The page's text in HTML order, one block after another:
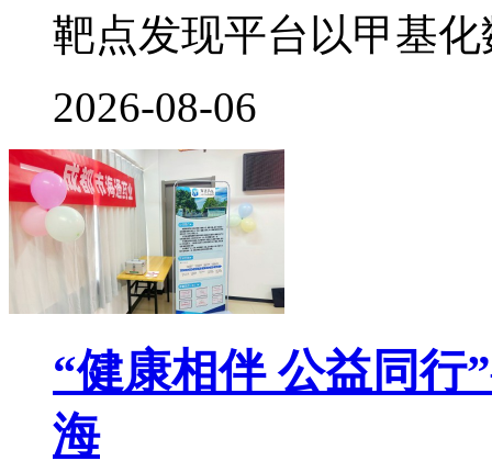
靶点发现平台以甲基化
2026-08-06
“健康相伴 公益同
海